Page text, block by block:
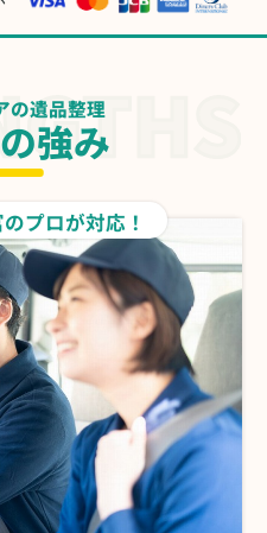
の遺品整理
強み
プロが対応！